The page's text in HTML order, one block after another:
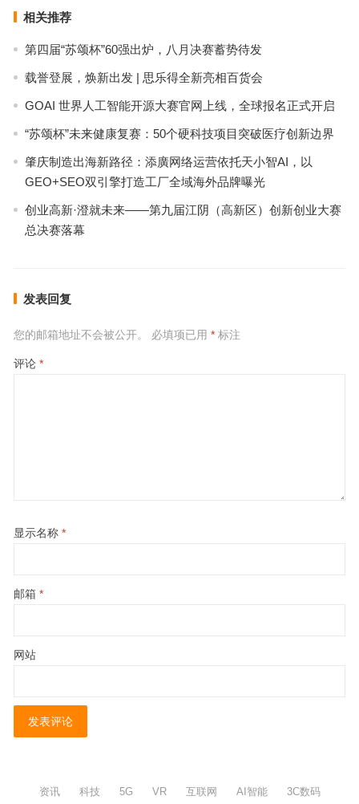
相关推荐
第四届“苏颂杯”60强出炉，八月决赛蓄势待发
载誉登展，焕新出发 | 思乐得全新亮相百货会
GOAI 世界人工智能开源大赛官网上线，全球报名正式开启
“苏颂杯”未来健康复赛：50个硬科技项目突破医疗创新边界
肇庆制造出海新路径：添廣网络运营依托天小智AI，以
GEO+SEO双引擎打造工厂全域海外品牌曝光
创业高新·澄就未来——第九届江阴（高新区）创新创业大赛
总决赛落幕
发表回复
您的邮箱地址不会被公开。 必填项已用 *标注
评论 *
显示名称 *
邮箱 *
网站
资讯 科技 5G VR 互联网 AI智能 3C数码